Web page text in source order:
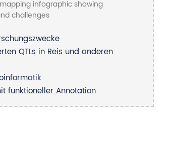
QTLs in Reis und anderen
funktioneller Annotation